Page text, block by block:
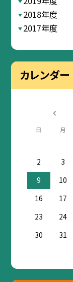
2018年度
2017年度
カレンダー
日 月
2
3
9
10
16
17
23
24
30
31